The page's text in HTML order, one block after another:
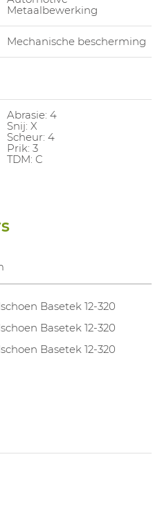
Metaalbewerking
Mechanische bescherming
Abrasie: 4
Snij: X
Scheur: 4
Prik: 3
TDM: C
Basetek 12-320
Basetek 12-320
Basetek 12-320